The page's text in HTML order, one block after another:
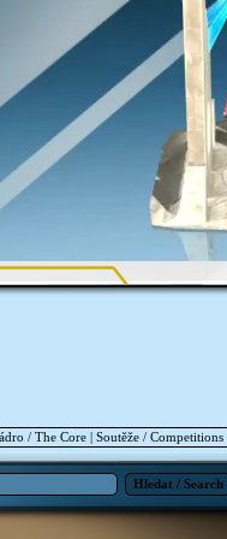
/ The Core| Soutěže / Competitions|
Hledat / Search